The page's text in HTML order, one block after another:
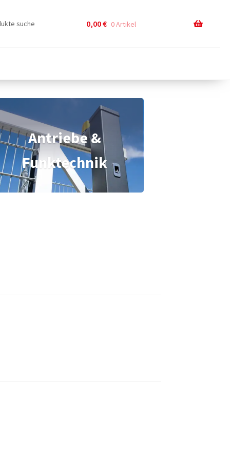
0,00€ 0 Artikel
Antriebe &
Funktechnik